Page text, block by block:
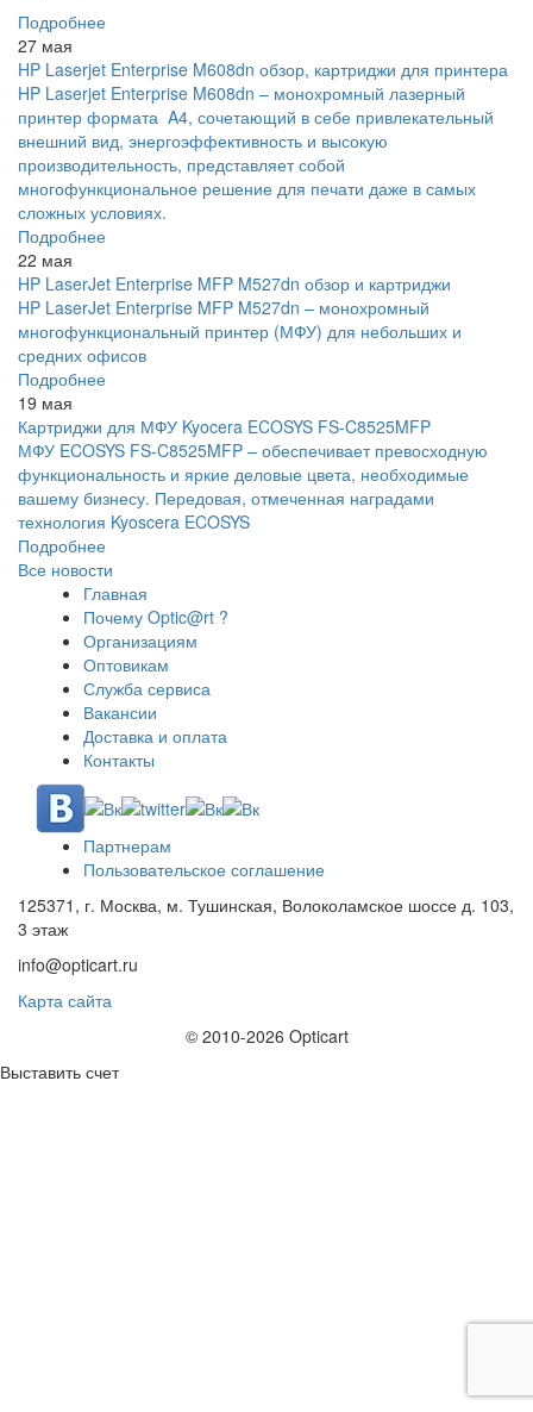
Подробнее
27 мая
HP Laserjet Enterprise M608dn обзор, картриджи для принтера
HP Laserjet Enterprise M608dn – монохромный лазерный
принтер формата A4, сочетающий в себе привлекательный
внешний вид, энергоэффективность и высокую
производительность, представляет собой
многофункциональное решение для печати даже в самых
сложных условиях.
Подробнее
22 мая
HP LaserJet Enterprise MFP M527dn обзор и картриджи
HP LaserJet Enterprise MFP M527dn – монохромный
многофункциональный принтер (МФУ) для небольших и
средних офисов
Подробнее
19 мая
Картриджи для МФУ Kyocera ECOSYS FS-C8525MFP
МФУ ECOSYS FS-C8525MFP – обеспечивает превосходную
функциональность и яркие деловые цвета, необходимые
вашему бизнесу. Передовая, отмеченная наградами
технология Kyoscera ECOSYS
Подробнее
Все новости
Главная
Почему Optic@rt ?
Организациям
Оптовикам
Служба сервиса
Вакансии
Доставка и оплата
Контакты
Партнерам
Пользовательское соглашение
125371, г. Москва, м. Тушинская, Волоколамское шоссе д. 103,
3 этаж
info@opticart.ru
Карта сайта
© 2010-2026 Opticart
Выставить счет